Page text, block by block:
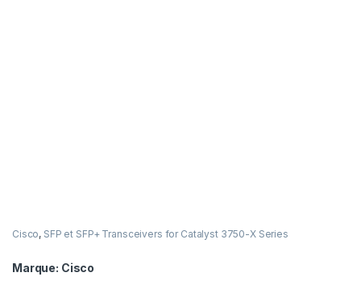
Cisco, SFP et SFP+ Transceivers for Catalyst 3750-X Series
Marque: Cisco